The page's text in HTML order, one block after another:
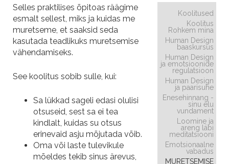
Koolitused
Koolitus
Rohkem mina
Human Design
baaskursus
Human Design
ja emotsioonide
regulatsioon
Human Design
ja paarisuhe
Enesehinnang -
sinu elu
vundament
Loomine ja
areng läbi
meditatsiooni
Emotsionaalne
vabadus
MURETSEMISE
Selles praktilises õpitoas räägime
esmalt sellest, miks ja kuidas me
muretseme, et saaksid seda
kasutada teadlikuks muretsemise
vähendamiseks.
See koolitus sobib sulle, kui:
Sa lükkad sageli edasi olulisi
otsuseid, sest sa ei tea
kindlalt, kuidas su otsus
erinevaid asju mõjutada võib.
Oma või laste tulevikule
mõeldes tekib sinus ärevus,